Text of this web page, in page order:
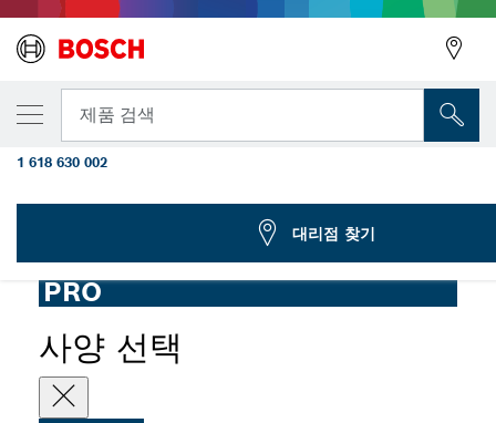
제품 검색
PRO
사양 선택
선택한 변형
PRO HEX 19-4C 포인트 치즐, 400 mm, 턴다
는 샹크
1 618 630 002
대리점 찾기